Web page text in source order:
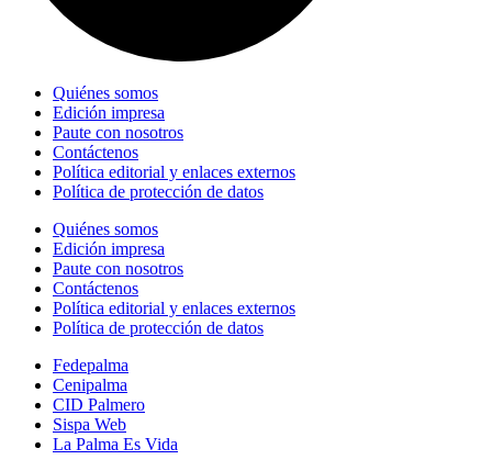
Quiénes somos
Edición impresa
Paute con nosotros
Contáctenos
Política editorial y enlaces externos
Política de protección de datos
Quiénes somos
Edición impresa
Paute con nosotros
Contáctenos
Política editorial y enlaces externos
Política de protección de datos
Fedepalma
Cenipalma
CID Palmero
Sispa Web
La Palma Es Vida